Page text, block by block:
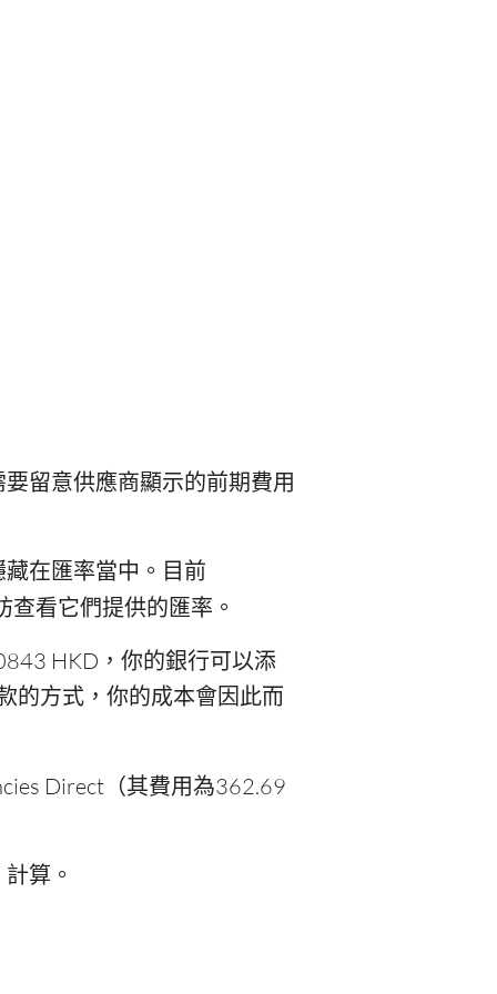
留意供應商顯示的前期費用
在匯率當中。目前
看它們提供的匯率。
HKD，你的銀行可以添
的方式，你的成本會因此而
Direct（其費用為362.69
算。